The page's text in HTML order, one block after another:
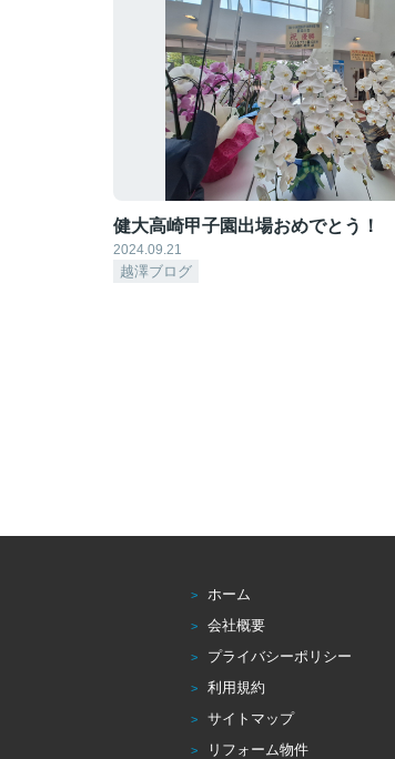
健大高崎甲子園出場おめでとう！
2024.09.21
越澤ブログ
ホーム
会社概要
プライバシーポリシー
利用規約
サイトマップ
リフォーム物件